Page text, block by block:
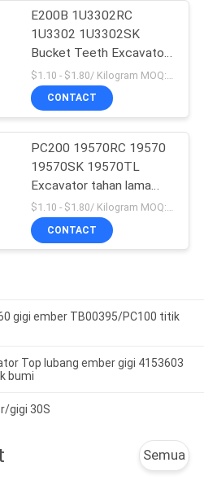
E200B 1U3302RC
1U3302 1U3302SK
Bucket Teeth Excavator
Produksi massal
CONTACT
PC200 19570RC 19570
19570SK 19570TL
Excavator tahan lama
Bucket Teeth Untuk
Komatsu
$1.10 - $1.80/ Kilogram MOQ:100 Kilogram/Kilogram
CONTACT
gigi ember TB00395/PC100 titik
Top lubang ember gigi 4153603
bumi
gigi 30S
Semua